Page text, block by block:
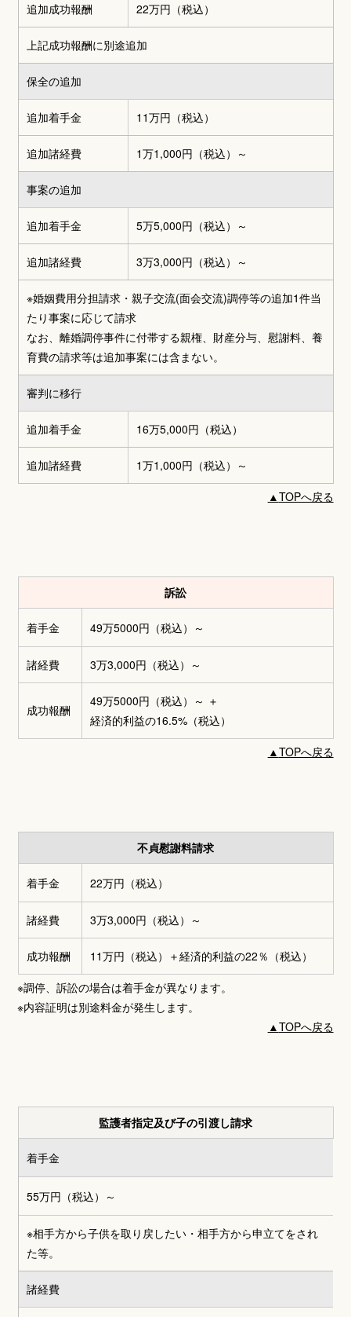
追加成功報酬 22万円（税込）
上記成功報酬に別途追加
保全の追加
追加着手金 11万円（税込）
追加諸経費 1万1,000円（税込）～
事案の追加
追加着手金 5万5,000円（税込）～
追加諸経費 3万3,000円（税込）～
※婚姻費用分担請求・親子交流(面会交流)調停等の追加1件当
たり事案に応じて請求
なお、離婚調停事件に付帯する親権、財産分与、慰謝料、養
育費の請求等は追加事案には含まない。
審判に移行
追加着手金 16万5,000円（税込）
追加諸経費
1万1,000円（税込）～
▲TOPへ戻る
訴訟
着手金 49万5000円 （税込）～
諸経費 3万3,000円 （税込）～
成功報酬
49万5000円（税込）～ ＋
経済的利益の16.5%（税込）
▲TOPへ戻る
不貞慰謝料請求
着手金 22万円 （税込）
諸経費 3万3,000円 （税込）～
成功報酬 11万円（税込）＋経済的利益の22％（税込）
※調停、訴訟の場合は着手金が異なります。
※内容証明は別途料金が発生します。
▲TOPへ戻る
監護者指定及び子の引渡し請求
着手金
55万円 （税込）～
※相手方から子供を取り戻したい・相手方から申立てをされ
た等。
諸経費